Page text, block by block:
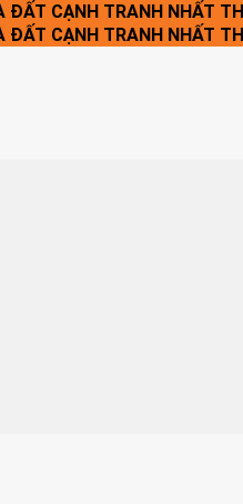
CẠNH TRANH NHẤT
CẠNH TRANH NHẤT